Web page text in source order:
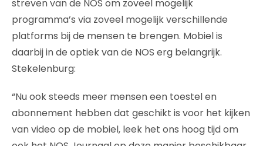
streven van de NOS om zoveel mogelijk
programma’s via zoveel mogelijk verschillende
platforms bij de mensen te brengen. Mobiel is
daarbij in de optiek van de NOS erg belangrijk.
Stekelenburg:
“Nu ook steeds meer mensen een toestel en
abonnement hebben dat geschikt is voor het kijken
van video op de mobiel, leek het ons hoog tijd om